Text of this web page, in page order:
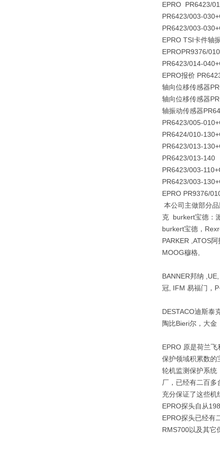
EPRO PR6423/
PR6423/003-
PR6423/003-
EPRO TSI卡件轴
EPROPR9376/
PR6423/014-
EPRO报价
轴向位移传感器
轴向位移传感器
轴振动传感器
PR6423/005-
PR6424/010-
PR6423/013-
PR6423/013-140
PR6423/003-
PR6423/003-
EPRO PR9376/
本公司主做部分
克 burkert宝德：
burkert宝德，
PARKER ,ATOS
MOOG穆格,
BANNER邦纳
冠, IFM 易福门，
DESTACO迪斯泰
陶比Bieri尔，大金
EPRO 原是荷兰
保护领域积累数的
轮机监测保护系统
厂，已经有二百
充分保证了这些机
EPRO探头自从
EPRO探头已经有
RMS700以及其它